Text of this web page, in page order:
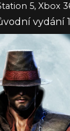
vydání